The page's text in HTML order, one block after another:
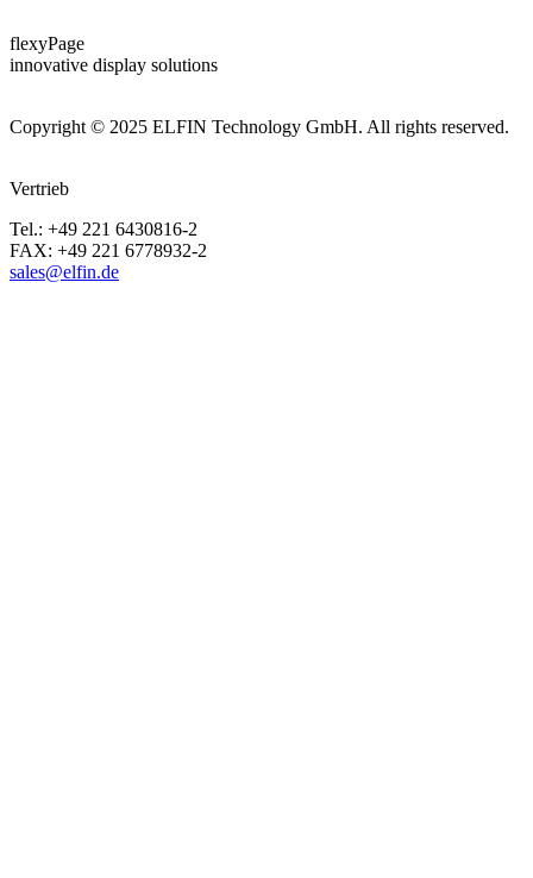
flexyPage
innovative display solutions
Copyright © 2025 ELFIN Technology GmbH. All rights reserved.
Vertrieb
Tel.: +49 221 6430816-2
FAX: +49 221 6778932-2
sales@elfin.de